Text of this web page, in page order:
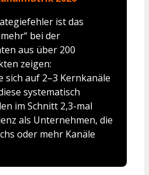
ist das
bei der
aus über 200
zeigen:
sich auf 2–3 Kernkanäle
systematisch
im Schnitt 2,3-mal
als Unternehmen, die
oder mehr Kanäle